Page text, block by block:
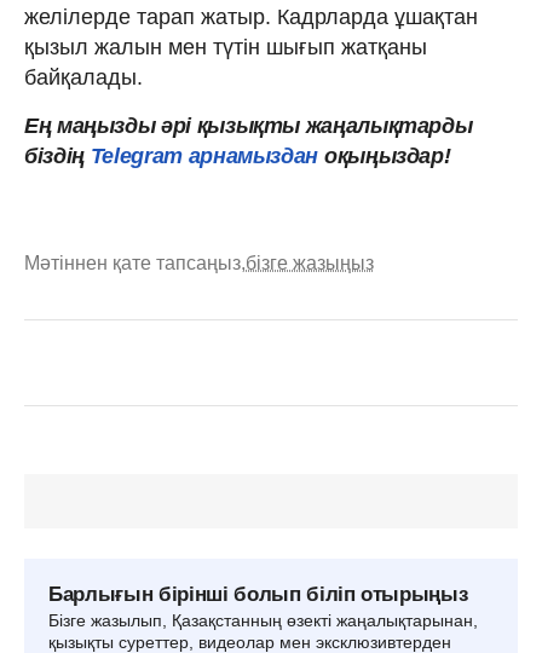
желілерде тарап жатыр. Кадрларда ұшақтан
қызыл жалын мен түтін шығып жатқаны
байқалады.
Ең маңызды әрі қызықты жаңалықтарды
біздің Telegram арнамыздан оқыңыздар!
Мәтіннен қате тапсаңыз,бізге жазыңыз
Барлығын бірінші болып біліп отырыңыз
Бізге жазылып, Қазақстанның өзекті жаңалықтарынан,
қызықты суреттер, видеолар мен эксклюзивтерден